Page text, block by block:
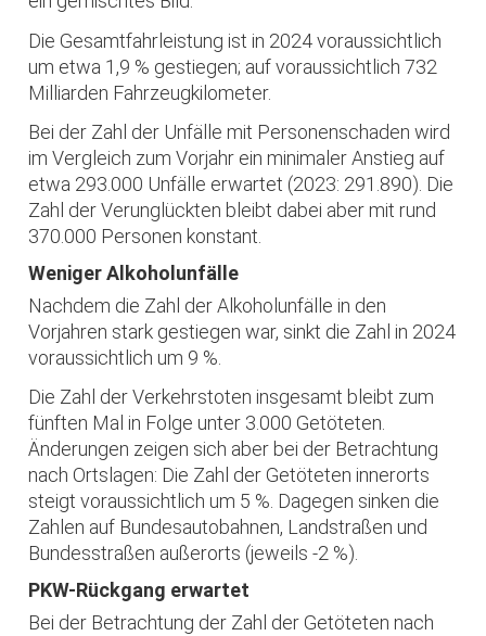
Die Gesamtfahrleistung ist in 2024 voraussichtlich
um etwa 1,9 % gestiegen; auf voraussichtlich 732
Milliarden Fahrzeugkilometer.
Bei der Zahl der Unfälle mit Personenschaden wird
im Vergleich zum Vorjahr ein minimaler Anstieg auf
etwa 293.000 Unfälle erwartet (2023: 291.890). Die
Zahl der Verunglückten bleibt dabei aber mit rund
370.000 Personen konstant.
Weniger Alkoholunfälle
Nachdem die Zahl der Alkoholunfälle in den
Vorjahren stark gestiegen war, sinkt die Zahl in 2024
voraussichtlich um 9 %.
Die Zahl der Verkehrstoten insgesamt bleibt zum
fünften Mal in Folge unter 3.000 Getöteten.
Änderungen zeigen sich aber bei der Betrachtung
nach Ortslagen: Die Zahl der Getöteten innerorts
steigt voraussichtlich um 5 %. Dagegen sinken die
Zahlen auf Bundesautobahnen, Landstraßen und
Bundesstraßen außerorts (jeweils -2 %).
PKW-Rückgang erwartet
Bei der Betrachtung der Zahl der Getöteten nach